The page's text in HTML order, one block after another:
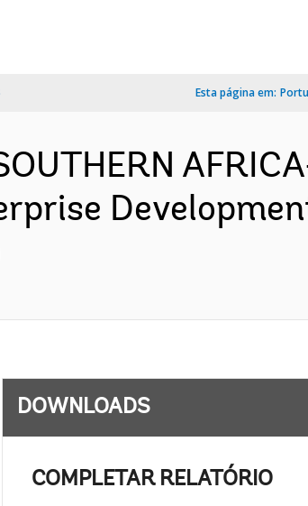
Esta página em:
DOWNLOADS
COMPLETAR RELATÓRIO